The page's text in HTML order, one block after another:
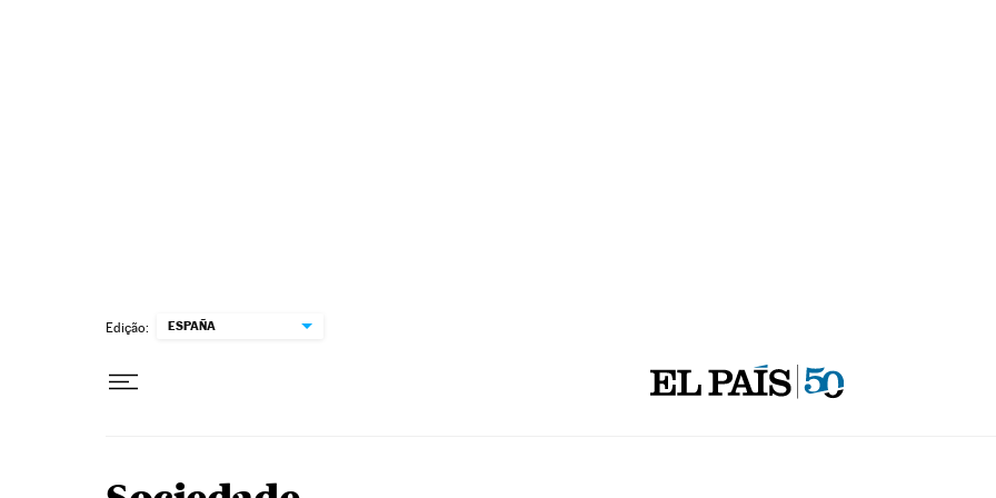
Edição: ESPAÑA